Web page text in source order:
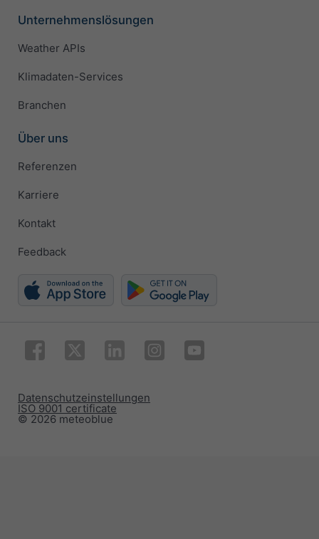
Unternehmenslösungen
Weather APIs
Klimadaten-Services
Branchen
Über uns
Referenzen
Karriere
Kontakt
Feedback
© 2026 meteoblue
ISO 9001 certificate
Datenschutzeinstellungen